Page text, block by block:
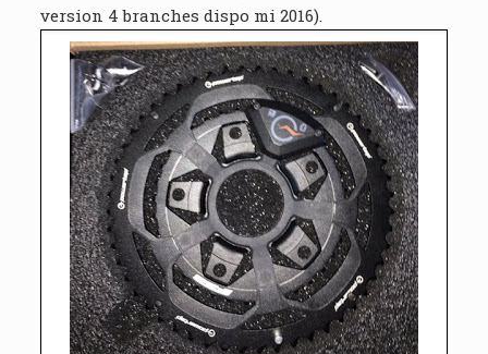
version 4 branches dispo mi 2016).